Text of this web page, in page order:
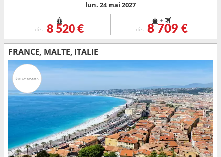
lun. 24 mai 2027
dès 8 520 €
+
dès 8 709 €
FRANCE, MALTE, ITALIE